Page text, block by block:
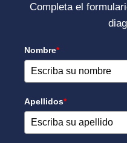
Completa el
Nombre*
Apellidos*